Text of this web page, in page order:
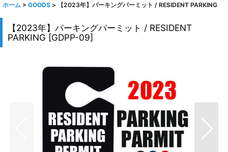
ホーム > GOODS > 【2023年】パーキングパーミット / RESIDENT PARKING
【2023年】パーキングパーミット / RESIDENT
PARKING [GDPP-09]